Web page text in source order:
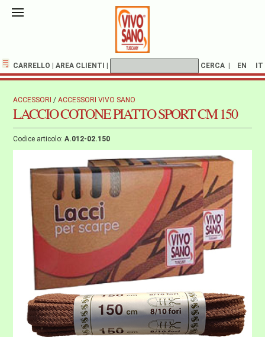
CARRELLO AREA CLIENTI CERCA EN IT
ACCESSORI /ACCESSORI VIVO SANO
LACCIO COTONE PIATTO SPORT CM 150
Codice articolo:A.012-02.150